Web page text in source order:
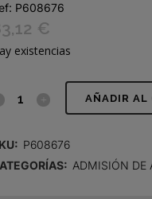
P608676
€
existencias
AÑADIR AL
P608676
ADMISIÓN DE